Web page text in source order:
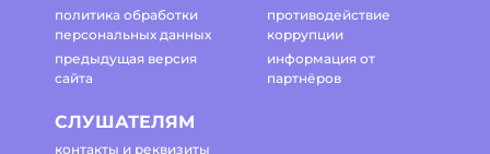
политика обработки
персональных данных
предыдущая версия
сайта
противодействие
коррупции
информация от
партнёров
СЛУШАТЕЛЯМ
контакты и реквизиты